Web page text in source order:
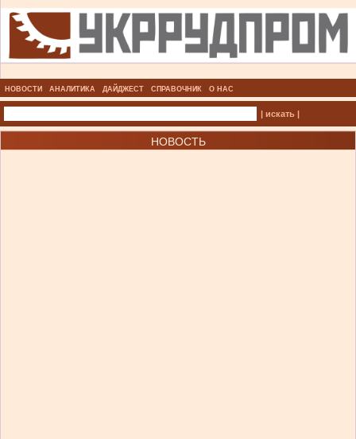
НОВОСТИ АНАЛИТИКА ДАЙДЖЕСТ СПРАВОЧНИК О НАС
| искать |
НОВОСТЬ